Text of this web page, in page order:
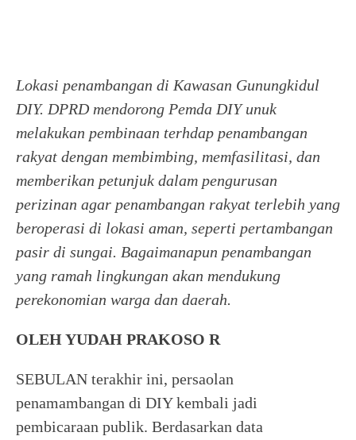
Lokasi penambangan di Kawasan Gunungkidul
DIY. DPRD mendorong Pemda DIY unuk
melakukan pembinaan terhdap penambangan
rakyat dengan membimbing, memfasilitasi, dan
memberikan petunjuk dalam pengurusan
perizinan agar penambangan rakyat terlebih yang
beroperasi di lokasi aman, seperti pertambangan
pasir di sungai. Bagaimanapun penambangan
yang ramah lingkungan akan mendukung
perekonomian warga dan daerah.
OLEH YUDAH PRAKOSO R
SEBULAN terakhir ini, persaolan
penamambangan di DIY kembali jadi
pembicaraan publik. Berdasarkan data